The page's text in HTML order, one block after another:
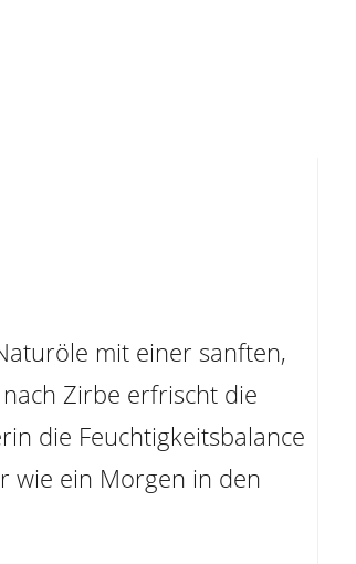
mit einer sanften,
Zirbe erfrischt die
die Feuchtigkeitsbalance
wie ein Morgen in den